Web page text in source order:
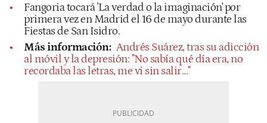
Fangoria tocará 'La verdad o la imaginación' por
primera vez en Madrid el 16 de mayo durante las
Fiestas de San Isidro.
Más información: Andrés Suárez, tras su adicción
al móvil y la depresión: "No sabía qué día era, no
recordaba las letras, me vi sin salir..."